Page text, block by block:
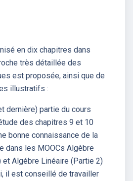
en dix chapitres dans
très détaillée des
est proposée, ainsi que de
illustratifs :
dernière) partie du cours
des chapitres 9 et 10
bonne connaissance de la
dans les MOOCs Algèbre
et Algébre Linéaire (Partie 2)
il est conseillé de travailler